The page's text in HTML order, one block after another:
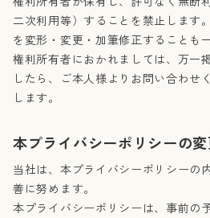
二次利用等）することを禁止します
を変形・変更・加筆修正することも
権利所有者におかれましては、万一
したら、ご本人様よりお問い合わせ
します。
本プライバシーポリシーの
当社は、本プライバシーポリシーの
善に努めます。
本プライバシーポリシーは、事前の